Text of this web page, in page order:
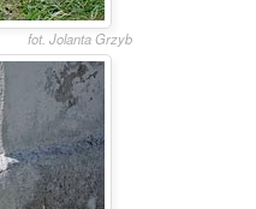
fot. Jolanta Grzyb